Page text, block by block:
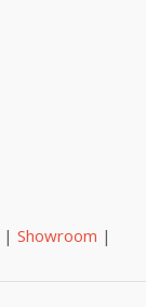
| Showroom |